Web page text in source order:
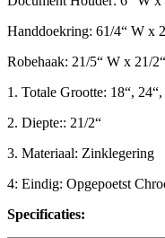
Handdoekring: 61/4“ W x
Robehaak: 21/5“ W x 21/
1. Totale Grootte: 18“, 24“,
2. Diepte:: 21/2“
3. Materiaal: Zinklegering
4: Eindig: Opgepoetst
Specificaties: